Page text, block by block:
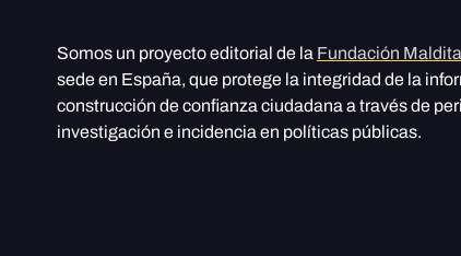
Somos un proyecto editorial de la Fundación
sede en España, que protege la integridad de la
construcción de confianza ciudadana a través de
investigación e incidencia en políticas públicas.